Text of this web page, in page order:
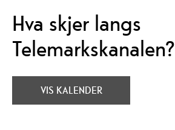
Hva skjer langs
Telemarkskanalen?
VIS KALENDER